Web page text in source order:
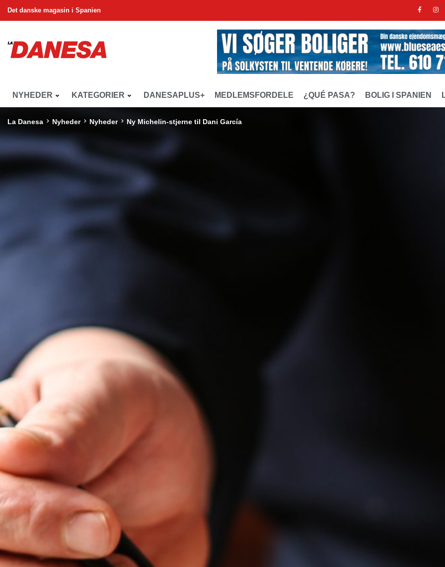
Det danske magasin i Spanien
NYHEDER KATEGORIER DANESAPLUS+ MEDLEMSFORDELE ¿QUÉ PASA? BOLIG I SPANIEN
La Danesa Nyheder Nyheder Ny Michelin-stjerne til Dani García